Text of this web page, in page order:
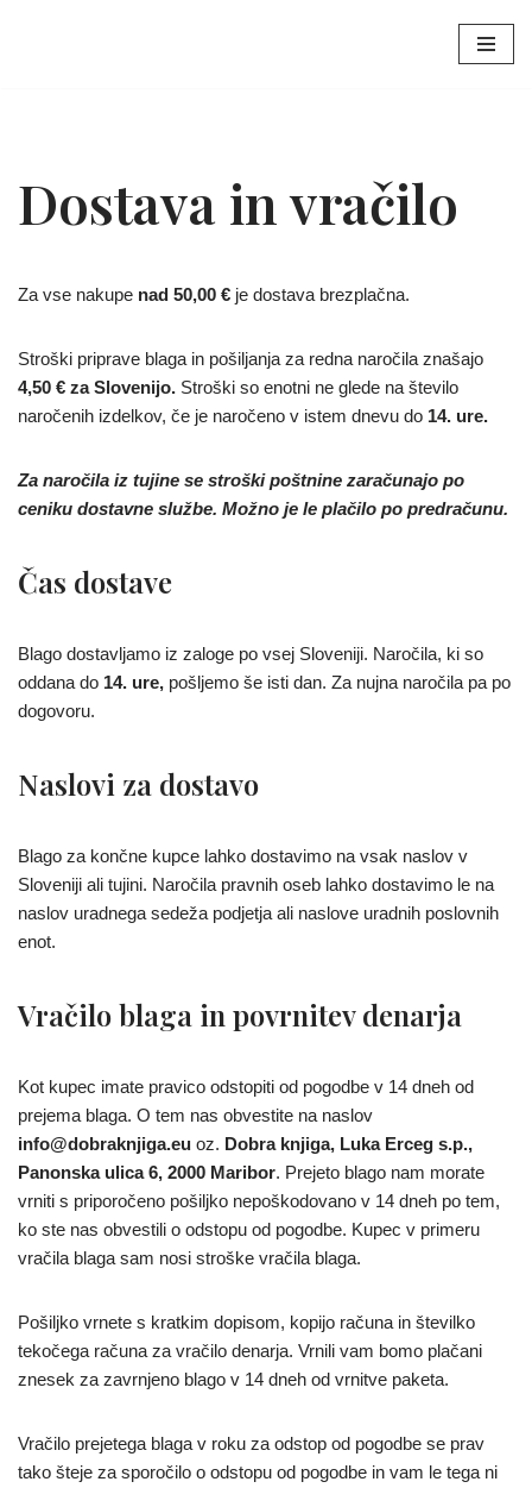
Dostava in vračilo
Za vse nakupe nad 50,00 € je dostava brezplačna.
Stroški priprave blaga in pošiljanja za redna naročila znašajo
4,50 € za Slovenijo. Stroški so enotni ne glede na število
naročenih izdelkov, če je naročeno v istem dnevu do 14. ure.
Za naročila iz tujine se stroški poštnine zaračunajo po
ceniku dostavne službe. Možno je le plačilo po predračunu.
Čas dostave
Blago dostavljamo iz zaloge po vsej Sloveniji. Naročila, ki so
oddana do 14. ure, pošljemo še isti dan. Za nujna naročila pa po
dogovoru.
Naslovi za dostavo
Blago za končne kupce lahko dostavimo na vsak naslov v
Sloveniji ali tujini. Naročila pravnih oseb lahko dostavimo le na
naslov uradnega sedeža podjetja ali naslove uradnih poslovnih
enot.
Vračilo blaga in povrnitev denarja
Kot kupec imate pravico odstopiti od pogodbe v 14 dneh od
prejema blaga. O tem nas obvestite na naslov
info@dobraknjiga.eu oz. Dobra knjiga, Luka Erceg s.p.,
Panonska ulica 6, 2000 Maribor. Prejeto blago nam morate
vrniti s priporočeno pošiljko nepoškodovano v 14 dneh po tem,
ko ste nas obvestili o odstopu od pogodbe. Kupec v primeru
vračila blaga sam nosi stroške vračila blaga.
Pošiljko vrnete s kratkim dopisom, kopijo računa in številko
tekočega računa za vračilo denarja. Vrnili vam bomo plačani
znesek za zavrnjeno blago v 14 dneh od vrnitve paketa.
Vračilo prejetega blaga v roku za odstop od pogodbe se prav
tako šteje za sporočilo o odstopu od pogodbe in vam le tega ni